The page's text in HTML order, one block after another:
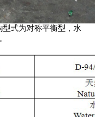
型式为对称平衡型，水